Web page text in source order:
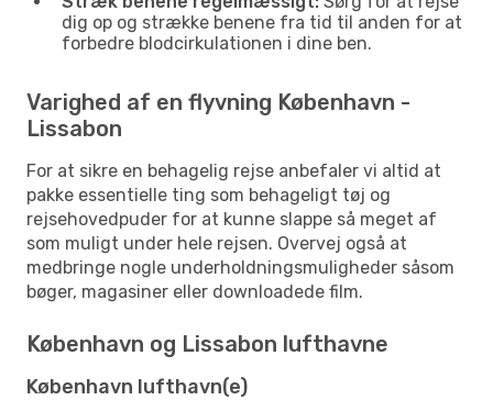
dig op og strække benene fra tid til anden for at
forbedre blodcirkulationen i dine ben.
Varighed af en flyvning København -
Lissabon
For at sikre en behagelig rejse anbefaler vi altid at
pakke essentielle ting som behageligt tøj og
rejsehovedpuder for at kunne slappe så meget af
som muligt under hele rejsen. Overvej også at
medbringe nogle underholdningsmuligheder såsom
bøger, magasiner eller downloadede film.
København og Lissabon lufthavne
København lufthavn(e)